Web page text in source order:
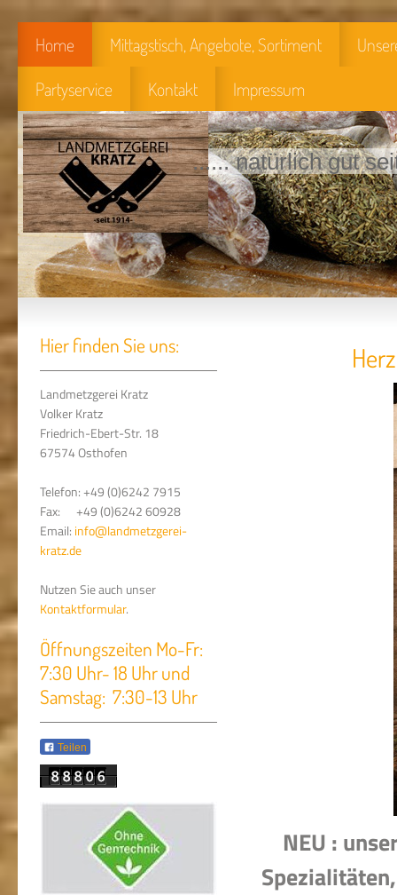
Home Mittagstisch, Angebote, Sortiment
Partyservice
Kontakt Impressum
...... natürlich gut
Hier finden Sie uns:
Landmetzgerei Kratz
Volker Kratz
Friedrich-Ebert-Str. 18
67574 Osthofen
Telefon: +49 (0)6242 7915
Fax: +49 (0)6242 60928
Email: info@landmetzgerei-
kratz.de
Nutzen Sie auch unser
Kontaktformular.
Öffnungszeiten Mo-Fr:
7:30 Uhr- 18 Uhr und
Samstag: 7:30-13 Uhr
Teilen
Herzlich
NEU :